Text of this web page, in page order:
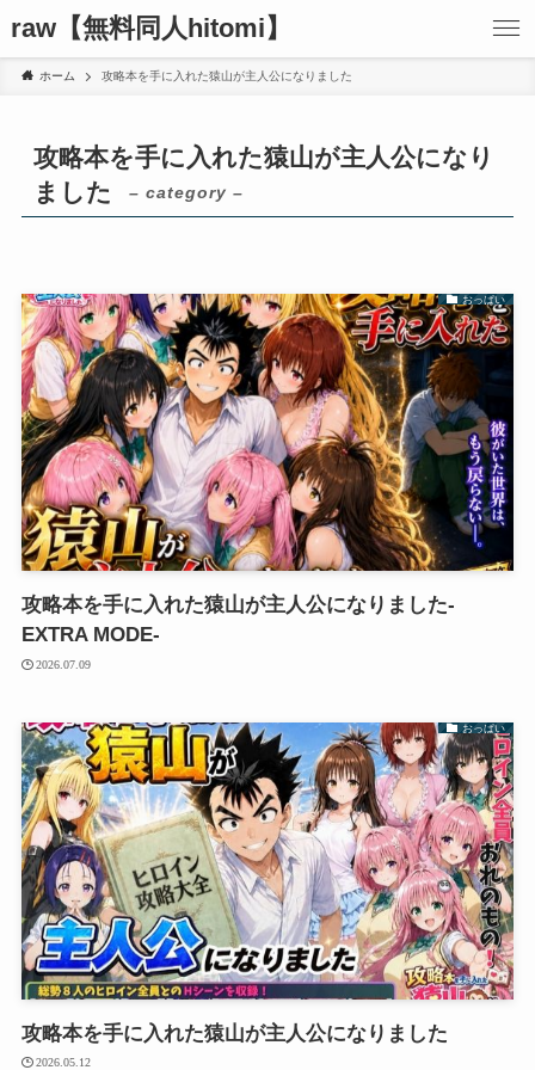
raw【無料同人hitomi】
ホーム 攻略本を手に入れた猿山が主人公になりました
攻略本を手に入れた猿山が主人公になり
ました
– category –
おっぱい
攻略本を手に入れた猿山が主人公になりました-
EXTRA MODE-
2026.07.09
おっぱい
攻略本を手に入れた猿山が主人公になりました
2026.05.12